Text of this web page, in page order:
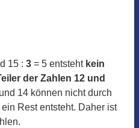
15 : 3 = 5 entsteht kein
der Zahlen 12 und
14 können nicht durch
Rest entsteht. Daher ist